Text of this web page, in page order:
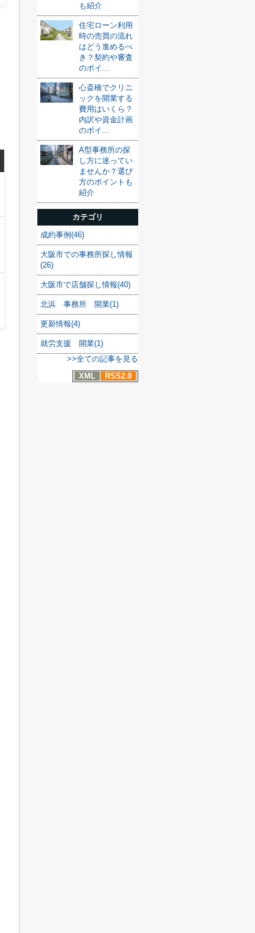
も紹介
住宅ローン利用
時の売買の流れ
はどう進めるべ
き？契約や審査
のポイ...
心斎橋でクリニ
ックを開業する
費用はいくら？
内訳や資金計画
のポイ...
A型事務所の探
し方に迷ってい
ませんか？選び
方のポイントも
紹介
カテゴリ
成約事例(46)
大阪市での事務所探し情報
(26)
大阪市で店舗探し情報(40)
北浜 事務所 開業(1)
更新情報(4)
就労支援 開業(1)
>>全ての記事を見る
XML
RSS2.0